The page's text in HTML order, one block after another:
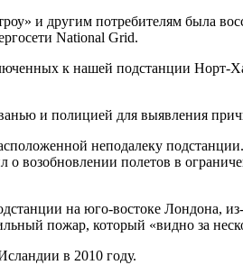
и другим потребителям была
National Grid.
к нашей подстанции Норт-
и полицией для выявления
неподалеку
возобновлении полетов в
на юго-востоке Лондона,
пожар, который «видно за
в 2010 году.